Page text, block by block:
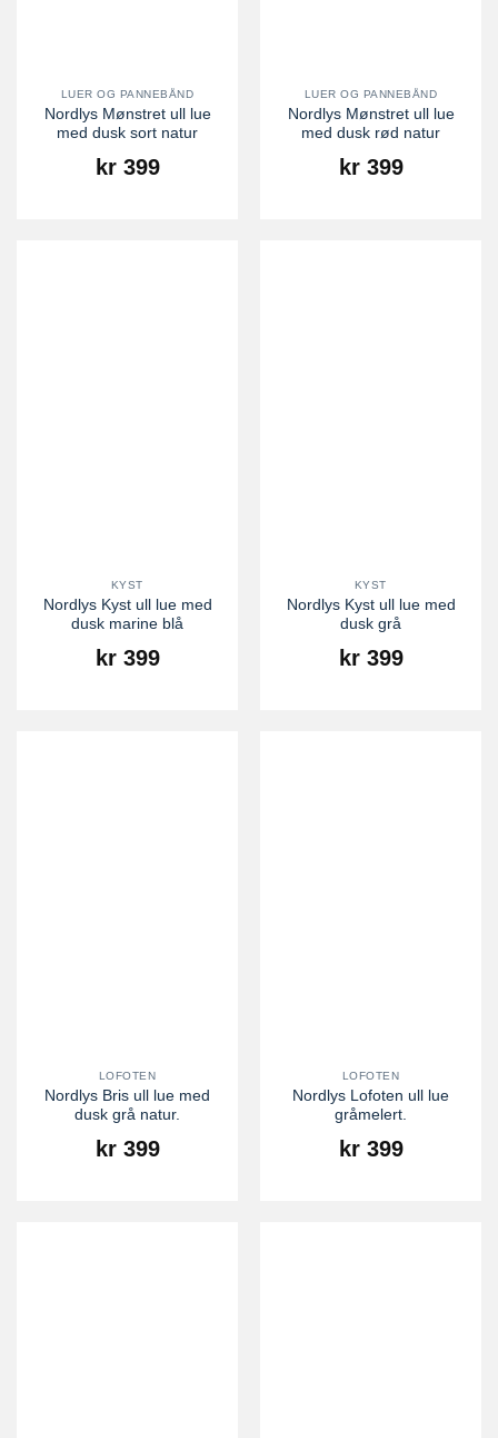
LUER OG PANNEBÅND
Nordlys Mønstret ull lue
med dusk sort natur
kr399
LUER OG PANNEBÅND
Nordlys Mønstret ull lue
med dusk rød natur
kr399
KYST
Nordlys Kyst ull lue med
dusk marine blå
kr399
KYST
Nordlys Kyst ull lue med
dusk grå
kr399
LOFOTEN
Nordlys Bris ull lue med
dusk grå natur.
kr399
LOFOTEN
Nordlys Lofoten ull lue
gråmelert.
kr399